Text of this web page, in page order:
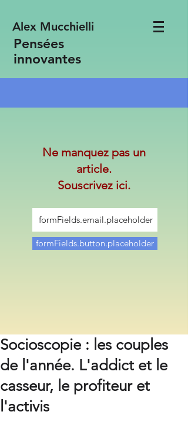
Alex Mucchielli
Pensées
innovantes
Socioscopie : les couples
de l'année. L'addict et le
casseur, le profiteur et
l'activis
Ne manquez pas un
article.
Souscrivez ici.
formFields.button.placeholder